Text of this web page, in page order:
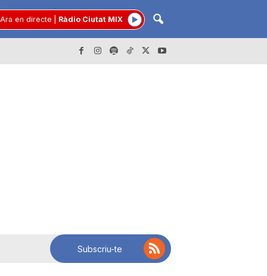
Ara en directe Ràdio Ciutat MIX
Subscriu-te